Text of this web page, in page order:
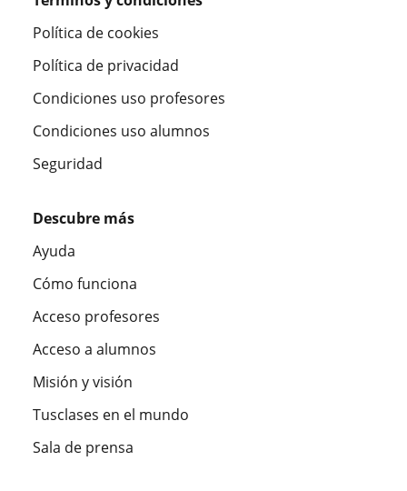
Política de cookies
Política de privacidad
Condiciones uso profesores
Condiciones uso alumnos
Seguridad
Descubre más
Ayuda
Cómo funciona
Acceso profesores
Acceso a alumnos
Misión y visión
Tusclases en el mundo
Sala de prensa